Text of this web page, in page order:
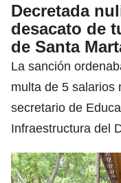
Decretada
desacato de
de Santa
La sanción
multa de 5 salarios
secretario de
Infraestructura del